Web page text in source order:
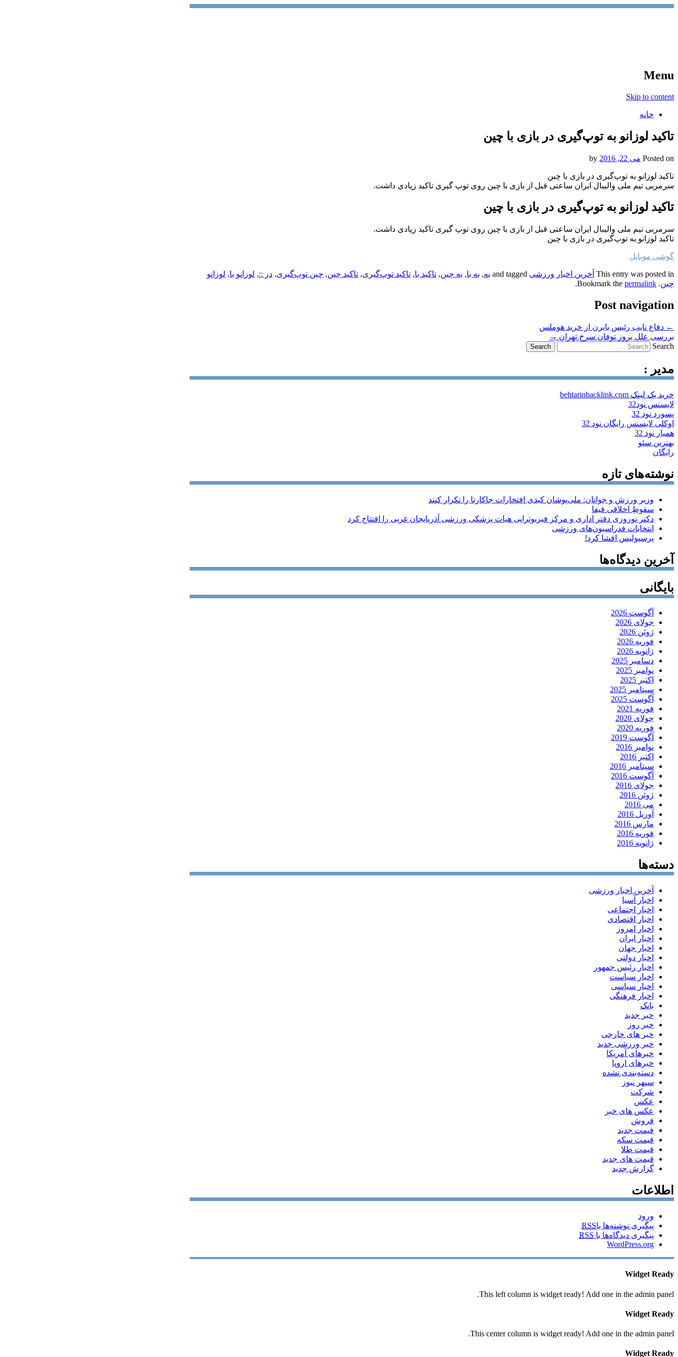
Menu
Skip to content
خانه
تاکید لوزانو به توپ‌گیری در بازی با چین
Posted on می 22, 2016
تاکید لوزانو به توپ‌گیری در بازی با چین
سرمربی تیم ملی والیبال ایران ساعتی قبل از بازی با چین روی توپ گیری تاکید زیادی داشت.
تاکید لوزانو به توپ‌گیری در بازی با چین
سرمربی تیم ملی والیبال ایران ساعتی قبل از بازی با چین روی توپ گیری تاکید زیادی داشت.
تاکید لوزانو به توپ‌گیری در بازی با چین
گوشی موبایل
This entry was posted in آخرین اخبار ورزشی به, به با, به چین, تاکید با, تاکید توپ‌گیری, تاکید چین, چین توپ‌گیری, در ::, لوزانو با, لوزانو
چین. Bookmark the
permalink
.
Post navigation
← دفاع نایب رئیس بایرن از خرید هوملس
بررسی علل بروز توفان سرخ تهران →
Search
مدیر :
خرید بک لینک behtarinbacklink.com
لایسنس نود32
پسورد نود 32
اوکلی لایسنس رایگان نود 32
همیار نود 32
بهترین سئو
رایگان
نوشته‌های تازه
وزیر ورزش و جوانان: ملی‌پوشان کبدی افتخارات جاکارتا را تکرار کنند
سقوطِ اخلاقی فیفا
دکتر نوروزی دفتر اداری و مرکز فیزیوتراپی هیات پزشکی ورزشی آذربایجان غربی را افتتاح کرد
انتخابات فدراسیون‌های ورزشی
پرسپولیس افشا کرد!
آخرین دیدگاه‌ها
بایگانی
آگوست 2026
جولای 2026
ژوئن 2026
فوریه 2026
ژانویه 2026
دسامبر 2025
نوامبر 2025
اکتبر 2025
سپتامبر 2025
آگوست 2025
فوریه 2021
جولای 2020
فوریه 2020
آگوست 2019
نوامبر 2016
اکتبر 2016
سپتامبر 2016
آگوست 2016
جولای 2016
ژوئن 2016
می 2016
آوریل 2016
مارس 2016
فوریه 2016
ژانویه 2016
دسته‌ها
آخرین اخبار ورزشی
اخبار آسیا
اخبار اجتماعی
اخبار اقتصادی
اخبار امروز
اخبار ایران
اخبار جهان
اخبار دولتی
اخبار رئیس جمهور
اخبار سیاست
اخبار سیاسی
اخبار فرهنگی
بانک
خبر جدید
خبر روز
خبر های خارجی
خبر ورزشی جدید
خبرهای آمریکا
خبرهای اروپا
دسته‌بندی نشده
سپهر نیوز
شرکت
عکس
عکس های خبر
فروش
قیمت جدید
قیمت سکه
قیمت طلا
قیمت های جدید
گزارش جدید
اطلاعات
ورود
پیگیری نوشته‌ها باRSS
پیگیری دیدگاه‌ها با RSS
WordPress.org
Widget Ready
This left column is widget ready! Add one in the admin panel.
Widget Ready
This center column is widget ready! Add one in the admin panel.
Widget Ready